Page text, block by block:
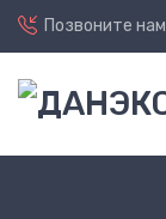
Позвоните нам